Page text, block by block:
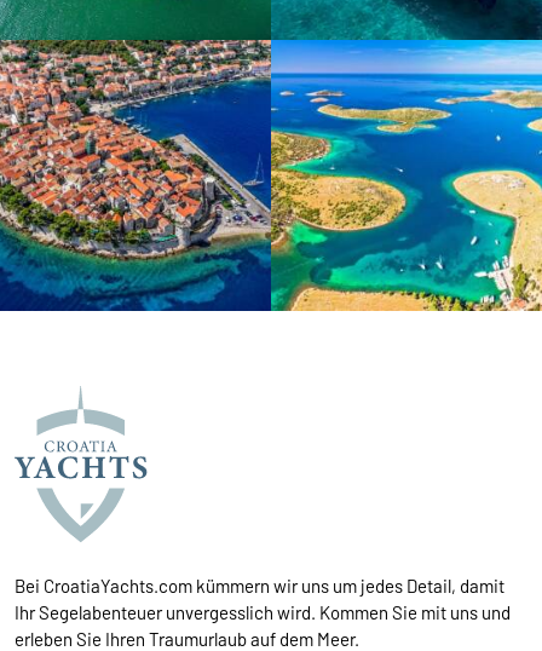
Bei CroatiaYachts.com kümmern wir uns um jedes Detail, damit
Ihr Segelabenteuer unvergesslich wird. Kommen Sie mit uns und
erleben Sie Ihren Traumurlaub auf dem Meer.